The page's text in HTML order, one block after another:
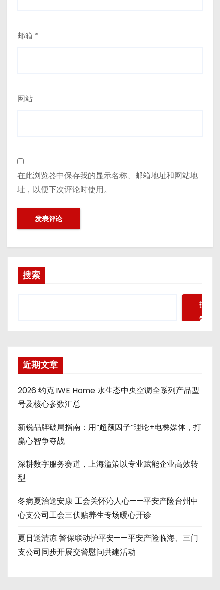
邮箱 *
网站
在此浏览器中保存我的显示名称、邮箱地址和网站地
址，以便下次评论时使用。
搜索
搜
索
近期文章
2026 约克 IWE Home 水生态中央空调全系列产品型
号及核心参数汇总
新锐品牌破局指南：用“超额因子”理论+电梯媒体，打
赢心智争夺战
深耕数字服务赛道，上海溢策以专业赋能企业高效转
型
冬病夏治送安康 工会关怀沁人心——平安产险台州中
心支公司工会三伏贴养生专场暖心开诊
夏日送清凉 警保联动护平安——平安产险临海、三门
支公司同步开展交警慰问共建活动